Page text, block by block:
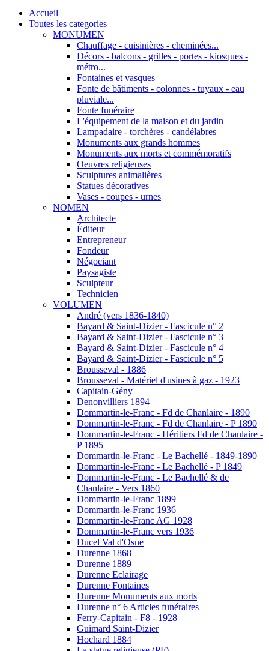
Accueil
Toutes les categories
MONUMEN
Chauffage - cuisinières - cheminées...
Décors - balcons - grilles - portes - kiosques -
métro...
Fontaines et vasques
Fonte de bâtiments - colonnes - tuyaux - eau
pluviale...
Fonte funéraire
L'équipement de la maison et du jardin
Lampadaire - torchères - candélabres
Monuments aux grands hommes
Monuments aux morts et commémoratifs
Oeuvres religieuses
Sculptures animalières
Statues décoratives
Vases - coupes - urnes
NOMEN
Architecte
Éditeur
Entrepreneur
Fondeur
Négociant
Paysagiste
Sculpteur
Technicien
VOLUMEN
André (vers 1836-1840)
Bayard & Saint-Dizier - Fascicule n° 2
Bayard & Saint-Dizier - Fascicule n° 3
Bayard & Saint-Dizier - Fascicule n° 4
Bayard & Saint-Dizier - Fascicule n° 5
Brousseval - 1886
Brousseval - Matériel d'usines à gaz - 1923
Capitain-Gény
Denonvilliers 1894
Dommartin-le-Franc - Fd de Chanlaire - 1890
Dommartin-le-Franc - Fd de Chanlaire - P 1890
Dommartin-le-Franc - Héritiers Fd de Chanlaire -
P 1895
Dommartin-le-Franc - Le Bachellé - 1849-1890
Dommartin-le-Franc - Le Bachellé - P 1849
Dommartin-le-Franc - Le Bachellé & de
Chanlaire - Vers 1860
Dommartin-le-Franc 1899
Dommartin-le-Franc 1936
Dommartin-le-Franc AG 1928
Dommartin-le-Franc vers 1936
Ducel Val d'Osne
Durenne 1868
Durenne 1889
Durenne Eclairage
Durenne Fontaines
Durenne Monuments aux morts
Durenne n° 6 Articles funéraires
Ferry-Capitain - F8 - 1928
Guimard Saint-Dizier
Hochard 1884